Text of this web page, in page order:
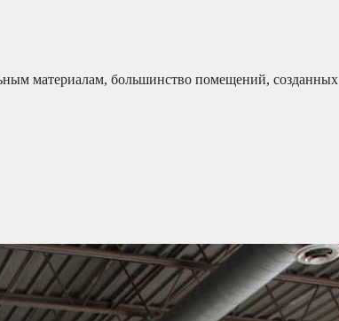
материалам, большинство помещений, созданных